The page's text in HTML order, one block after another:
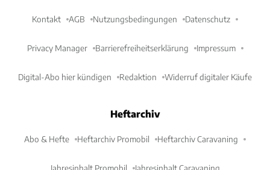
Kontakt AGB Nutzungsbedingungen Datenschutz
Privacy Manager Barrierefreiheitserklärung Impressum
Digital-Abo hier kündigen Redaktion Widerruf digitaler Käufe
Heftarchiv
Abo & Hefte Heftarchiv Promobil Heftarchiv Caravaning
Jahresinhalt Promobil Jahresinhalt Caravaning